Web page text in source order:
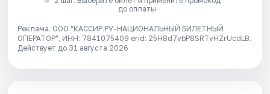
до оплаты
Реклама. ООО "КАССИР.РУ-НАЦИОНАЛЬНЫЙ БИЛЕТНЫЙ
ОПЕРАТОР", ИНН: 7841075409 erid: 25H8d7vbP8SRTvHZrUcdLB.
Действует до 31 августа 2026